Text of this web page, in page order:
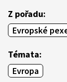
Z pořadu:
Evropské
Témata:
Evropa